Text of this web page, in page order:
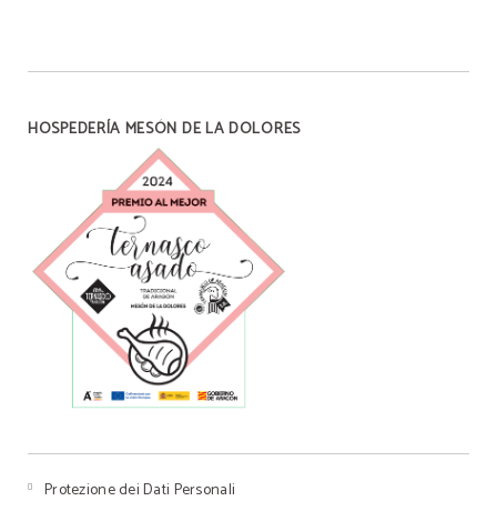
HOSPEDERÍA MESÓN DE LA DOLORES
Protezione dei Dati Personali